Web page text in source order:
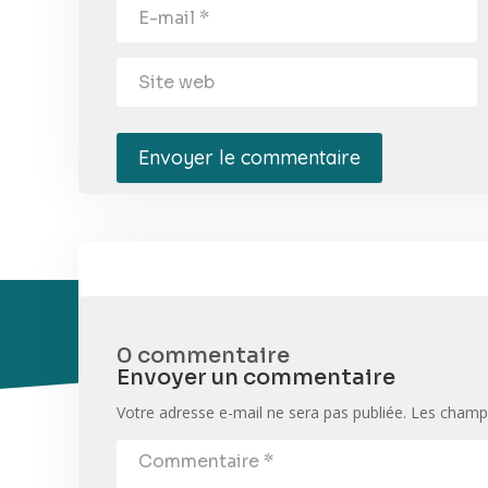
Envoyer le commentaire
0 commentaire
Envoyer un commentaire
Votre adresse e-mail ne sera pas publiée. Les